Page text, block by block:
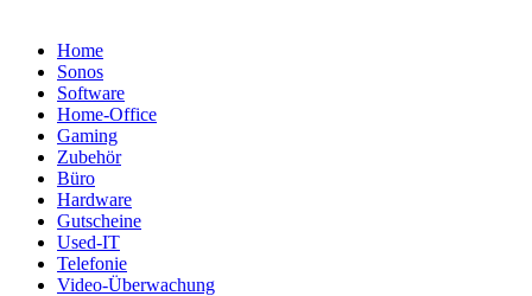
Home
Sonos
Software
Home-Office
Gaming
Zubehör
Büro
Hardware
Gutscheine
Used-IT
Telefonie
Video-Überwachung